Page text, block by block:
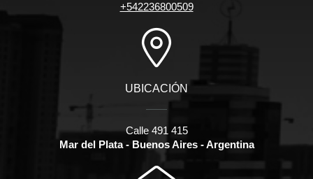
+542236800509
UBICACIÓN
Calle 491 415
Mar del Plata - Buenos Aires - Argentina